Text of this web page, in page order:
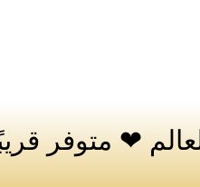
❤ متوفر